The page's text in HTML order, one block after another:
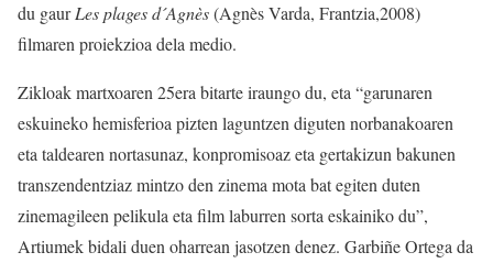
du gaurLes plages d´Agnès(Agnès Varda, Frantzia,2008)
filmaren proiekzioa dela medio.
Zikloak martxoaren 25era bitarte iraungo du, eta “garunaren
eskuineko hemisferioa pizten laguntzen diguten norbanakoaren
eta taldearen nortasunaz, konpromisoaz eta gertakizun bakunen
transzendentziaz mintzo den zinema mota bat egiten duten
zinemagileen pelikula eta film laburren sorta eskainiko du”,
Artiumek bidali duen oharrean jasotzen denez. Garbiñe Ortega da